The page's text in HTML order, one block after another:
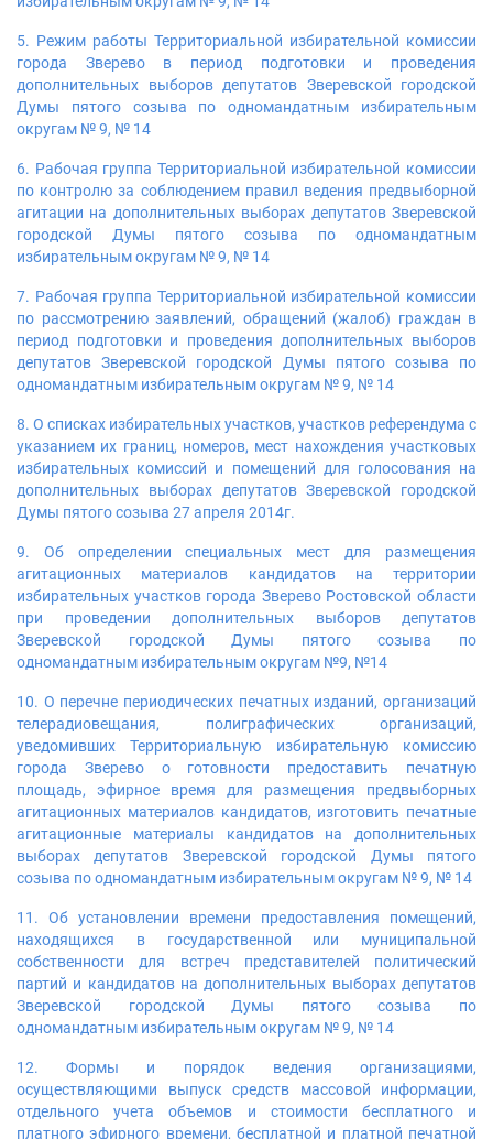
5. Режим работы Территориальной избирательной комиссии
города Зверево в период подготовки и проведения
дополнительных выборов депутатов Зверевской городской
Думы пятого созыва по одномандатным избирательным
округам № 9, № 14
6. Рабочая группа Территориальной избирательной комиссии
по контролю за соблюдением правил ведения предвыборной
агитации на дополнительных выборах депутатов Зверевской
городской Думы пятого созыва по одномандатным
избирательным округам № 9, № 14
7. Рабочая группа Территориальной избирательной комиссии
по рассмотрению заявлений, обращений (жалоб) граждан в
период подготовки и проведения дополнительных выборов
депутатов Зверевской городской Думы пятого созыва по
одномандатным избирательным округам № 9, № 14
8. О списках избирательных участков, участков референдума с
указанием их границ, номеров, мест нахождения участковых
избирательных комиссий и помещений для голосования на
дополнительных выборах депутатов Зверевской городской
Думы пятого созыва 27 апреля 2014г.
9. Об определении специальных мест для размещения
агитационных материалов кандидатов на территории
избирательных участков города Зверево Ростовской области
при проведении дополнительных выборов депутатов
Зверевской городской Думы пятого созыва по
одномандатным избирательным округам №9, №14
10. О перечне периодических печатных изданий, организаций
телерадиовещания, полиграфических организаций,
уведомивших Территориальную избирательную комиссию
города Зверево о готовности предоставить печатную
площадь, эфирное время для размещения предвыборных
агитационных материалов кандидатов, изготовить печатные
агитационные материалы кандидатов на дополнительных
выборах депутатов Зверевской городской Думы пятого
созыва по одномандатным избирательным округам № 9, № 14
11. Об установлении времени предоставления помещений,
находящихся в государственной или муниципальной
собственности для встреч представителей политический
партий и кандидатов на дополнительных выборах депутатов
Зверевской городской Думы пятого созыва по
одномандатным избирательным округам № 9, № 14
12. Формы и порядок ведения организациями,
осуществляющими выпуск средств массовой информации,
отдельного учета объемов и стоимости бесплатного и
платного эфирного времени, бесплатной и платной печатной